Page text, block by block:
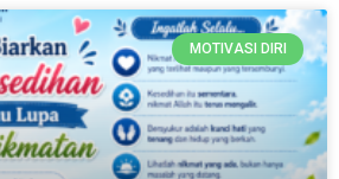
MOTIVASI DIRI